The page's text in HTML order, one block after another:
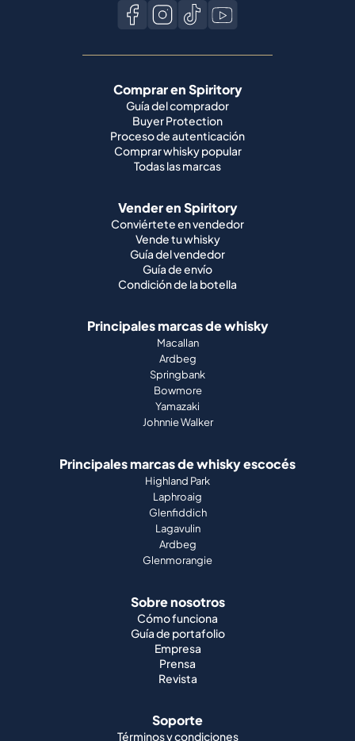
Comprar en Spiritory
Guía del comprador
Buyer Protection
Proceso de autenticación
Comprar whisky popular
Todas las marcas
Vender en Spiritory
Conviértete en vendedor
Vende tu whisky
Guía del vendedor
Guía de envío
Condición de la botella
Principales marcas de whisky
Macallan
Ardbeg
Springbank
Bowmore
Yamazaki
Johnnie Walker
Principales marcas de whisky escocés
Highland Park
Laphroaig
Glenfiddich
Lagavulin
Ardbeg
Glenmorangie
Sobre nosotros
Cómo funciona
Guía de portafolio
Empresa
Prensa
Revista
Soporte
Términos y condiciones